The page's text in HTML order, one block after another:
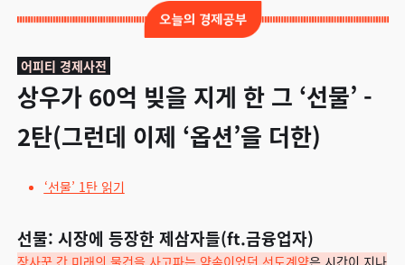
어피티 경제사전
상우가 60억 빚을 지게 한 그 ‘선물’ -
2탄(그런데 이제 ‘옵션’을 더한)
‘선물’ 1탄 읽기
선물: 시장에 등장한 제삼자들(ft.금융업자)
장사꾼 간 미래의 물건을사고파는 약속이었던 선도계약은 시간이 지나